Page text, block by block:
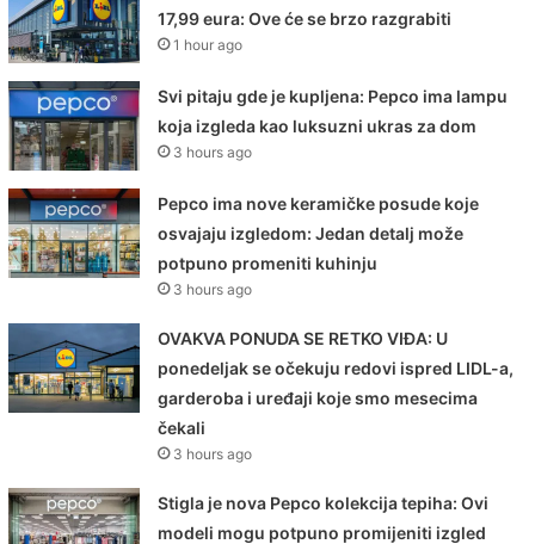
17,99 eura: Ove će se brzo razgrabiti
1 hour ago
Svi pitaju gde je kupljena: Pepco ima lampu
koja izgleda kao luksuzni ukras za dom
3 hours ago
Pepco ima nove keramičke posude koje
osvajaju izgledom: Jedan detalj može
potpuno promeniti kuhinju
3 hours ago
OVAKVA PONUDA SE RETKO VIĐA: U
ponedeljak se očekuju redovi ispred LIDL-a,
garderoba i uređaji koje smo mesecima
čekali
3 hours ago
Stigla je nova Pepco kolekcija tepiha: Ovi
modeli mogu potpuno promijeniti izgled